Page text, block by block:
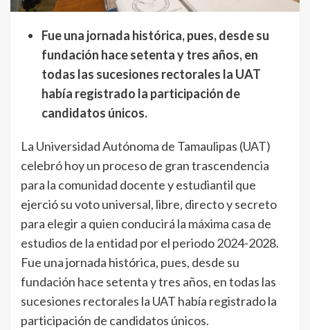
Fue una jornada histórica, pues, desde su
fundación hace setenta y tres años, en
todas las sucesiones rectorales la UAT
había registrado la participación de
candidatos únicos.
La Universidad Autónoma de Tamaulipas (UAT)
celebró hoy un proceso de gran trascendencia
para la comunidad docente y estudiantil que
ejerció su voto universal, libre, directo y secreto
para elegir a quien conducirá la máxima casa de
estudios de la entidad por el periodo 2024-2028.
Fue una jornada histórica, pues, desde su
fundación hace setenta y tres años, en todas las
sucesiones rectorales la UAT había registrado la
participación de candidatos únicos.